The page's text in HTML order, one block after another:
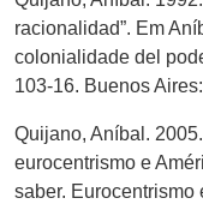
racionalidad”. Em
colonialidade del
103-16. Buenos
Quijano, Aníbal.
eurocentrismo e
saber.